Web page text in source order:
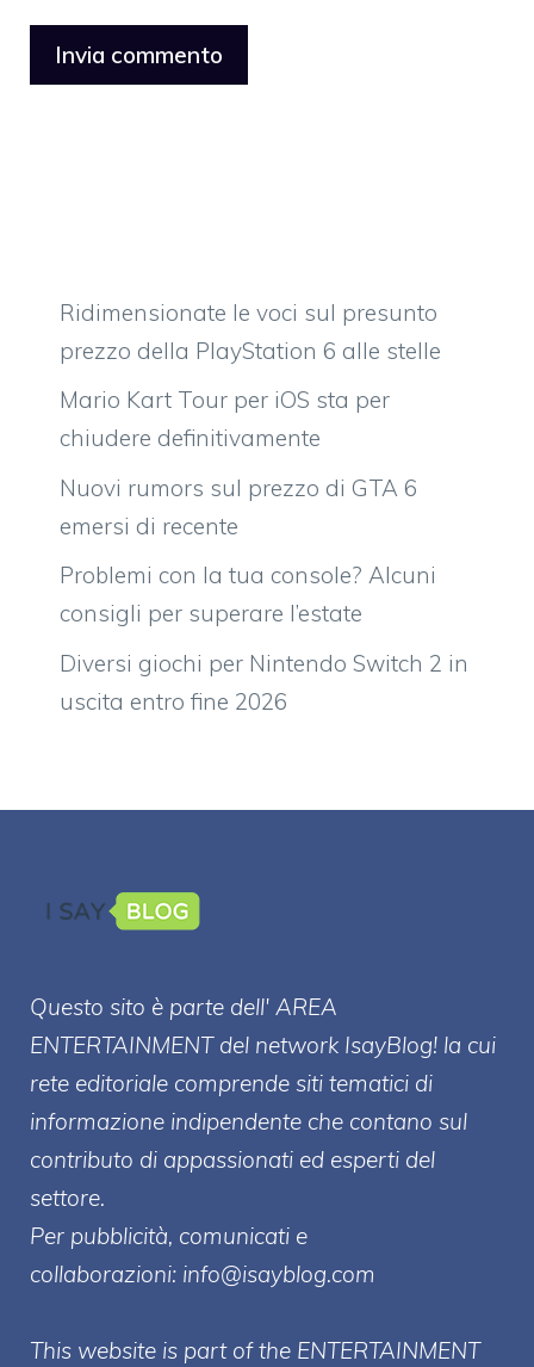
Ridimensionate le voci sul presunto
prezzo della PlayStation 6 alle stelle
Mario Kart Tour per iOS sta per
chiudere definitivamente
Nuovi rumors sul prezzo di GTA 6
emersi di recente
Problemi con la tua console? Alcuni
consigli per superare l’estate
Diversi giochi per Nintendo Switch 2 in
uscita entro fine 2026
Questo sito è parte dell' AREA
ENTERTAINMENT del network IsayBlog! la cui
rete editoriale comprende siti tematici di
informazione indipendente che contano sul
contributo di appassionati ed esperti del
settore.
Per pubblicità, comunicati e
collaborazioni: info@isayblog.com
This website is part of the ENTERTAINMENT